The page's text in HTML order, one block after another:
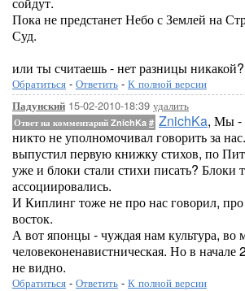
Пока не предстанет Небо с Землей на
Суд.
или ты считаешь - нет разницы никакой?
Обратиться - Ответить - К полной версии
Падунский 15-02-2010-18:39 удалить
Ответ на комментарий ZnichKa # ZnichKa, Мы -
никто не уполномочивал говорить за
выпустил первую книжку стихов, по
уже и блоки стали стихи писать? Блоки
ассоциировались.
И Киплинг тоже не про нас говорил, про
восток.
А вот японцы - чуждая нам культура, во
человеконенавистническая. Но в начале
не видно.
Обратиться - Ответить - К полной версии